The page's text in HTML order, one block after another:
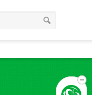
稻夫草编制品厂